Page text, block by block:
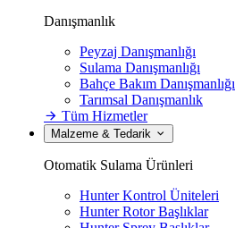
Danışmanlık
Peyzaj Danışmanlığı
Sulama Danışmanlığı
Bahçe Bakım Danışmanlığı
Tarımsal Danışmanlık
Tüm Hizmetler
Malzeme & Tedarik
Otomatik Sulama Ürünleri
Hunter Kontrol Üniteleri
Hunter Rotor Başlıklar